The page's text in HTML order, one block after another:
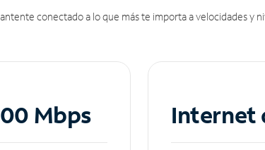
conectado a lo que más te importa a velocidades y
Mbps Internet